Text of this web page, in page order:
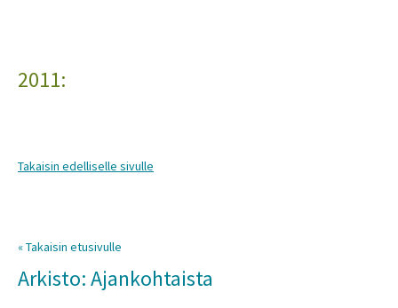
2011:
Takaisin edelliselle sivulle
« Takaisin etusivulle
Arkisto: Ajankohtaista